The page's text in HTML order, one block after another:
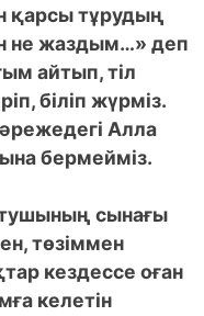
қарсы тұрудың
не жаздым…» деп
айтып, тіл
біліп жүрміз.
Алла
бермейміз.
сынағы
төзіммен
кездессе оған
келетін